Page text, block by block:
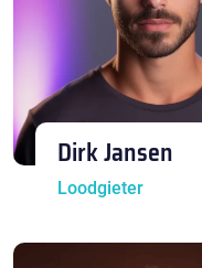
Dirk Jansen
Loodgieter